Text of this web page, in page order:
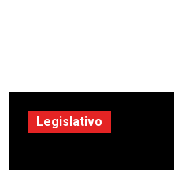
Legislativo